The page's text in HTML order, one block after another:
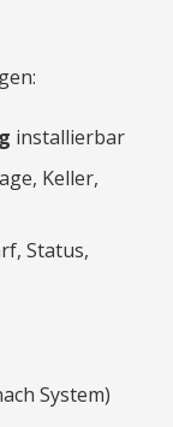
installierbar
Keller,
Status,
System)